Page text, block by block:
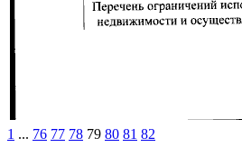
1 ... 76 77 78 79 80 81 82